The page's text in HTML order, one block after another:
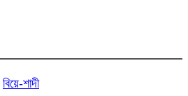
বিয়ে-শাদী